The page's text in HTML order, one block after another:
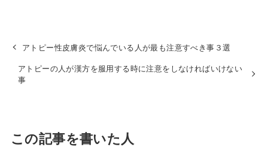
アトピー性皮膚炎で悩んでいる人が最も注意すべき事３選
アトピーの人が漢方を服用する時に注意をしなければいけない
事
この記事を書いた人